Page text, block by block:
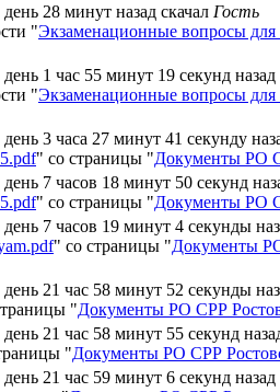
28 минут назад скачал Гость
"Экзаменационные вопросы
1 час 55 минут 19 секунд
"Экзаменационные вопросы
3 часа 27 минут 41 секунду
" со страницы "Документы РО
7 часов 18 минут 50 секунд
" со страницы "Документы РО
7 часов 19 минут 4 секунды
" со страницы "Документы
21 час 58 минут 52 секунды
"Документы РО СРР
21 час 58 минут 55 секунд
"Документы РО СРР
21 час 59 минут 6 секунд